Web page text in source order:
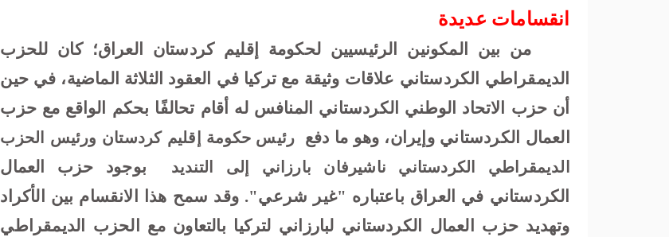
انقسامات عديدة
من بين المكونين الرئيسيين لحكومة إقليم كردستان العراق؛ كان للحزب
الديمقراطي الكردستاني علاقات وثيقة مع تركيا في العقود الثلاثة الماضية، في حين
أن حزب الاتحاد الوطني الكردستاني المنافس له أقام تحالفًا بحكم الواقع مع حزب
العمال الكردستاني وإيران، وهو ما دفع
رئيس حكومة إقليم كردستان ورئيس الحزب
الديمقراطي الكردستاني ناشيرفان بارزاني إلى التنديد
بوجود حزب العمال
الكردستاني في العراق باعتباره "غير شرعي". وقد سمح هذا الانقسام بين الأكراد
وتهديد حزب العمال الكردستاني لبارزاني لتركيا بالتعاون مع الحزب الديمقراطي